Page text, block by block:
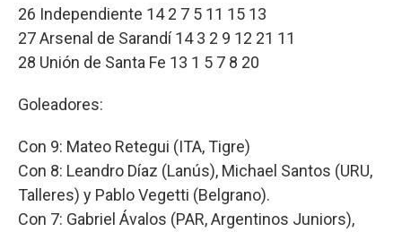
26 Independiente 14 2 7 5 11 15 13
27 Arsenal de Sarandí 14 3 2 9 12 21 11
28 Unión de Santa Fe 13 1 5 7 8 20
Goleadores:
Con 9: Mateo Retegui (ITA, Tigre)
Con 8: Leandro Díaz (Lanús), Michael Santos (URU,
Talleres) y Pablo Vegetti (Belgrano).
Con 7: Gabriel Ávalos (PAR, Argentinos Juniors),